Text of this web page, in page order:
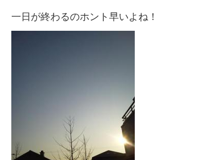
一日が終わるのホント早いよね！